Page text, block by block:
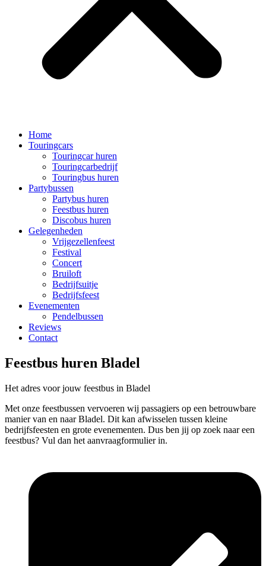
Home
Touringcars
Touringcar huren
Touringcarbedrijf
Touringbus huren
Partybussen
Partybus huren
Feestbus huren
Discobus huren
Gelegenheden
Vrijgezellenfeest
Festival
Concert
Bruiloft
Bedrijfsuitje
Bedrijfsfeest
Evenementen
Pendelbussen
Reviews
Contact
Feestbus huren Bladel
Het adres voor jouw feestbus in Bladel
Met onze feestbussen vervoeren wij passagiers op een betrouwbare
manier van en naar Bladel. Dit kan afwisselen tussen kleine
bedrijfsfeesten en grote evenementen. Dus ben jij op zoek naar een
feestbus? Vul dan het aanvraagformulier in.